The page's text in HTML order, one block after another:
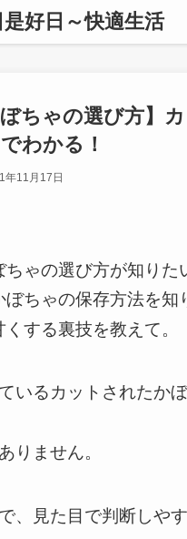
是好日～快適生活
ぼちゃの選び方】
わかる！
年11月17日
ゃの選び方が知りた
ちゃの保存方法を知
する裏技を教えて。
いるカットされたか
りません。
、見た目で判断しや